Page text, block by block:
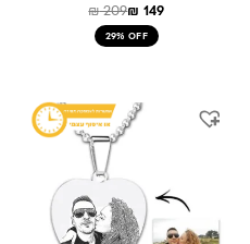
₪209₪ 149
29% OFF
המחיר
המקורי
המחיר
הנוכחי